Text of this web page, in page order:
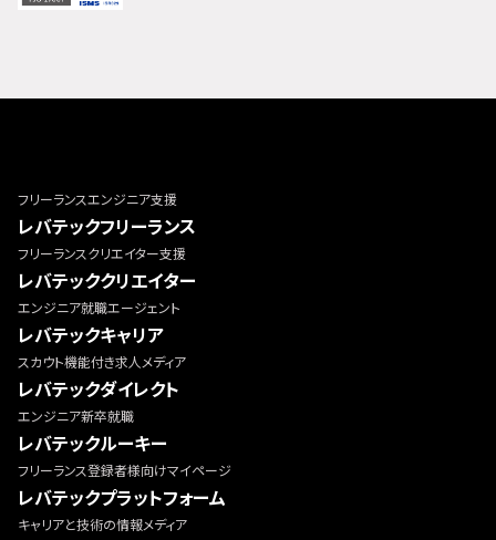
フリーランスエンジニア支援
レバテックフリーランス
フリーランスクリエイター支援
レバテッククリエイター
エンジニア就職エージェント
レバテックキャリア
スカウト機能付き求人メディア
レバテックダイレクト
エンジニア新卒就職
レバテックルーキー
フリーランス登録者様向けマイページ
レバテックプラットフォーム
キャリアと技術の情報メディア